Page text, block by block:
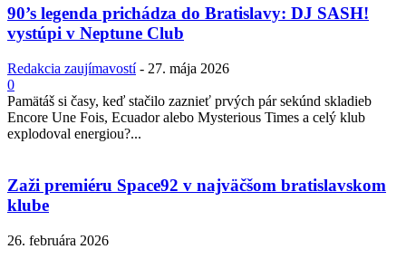
90’s legenda prichádza do Bratislavy: DJ SASH!
vystúpi v Neptune Club
Redakcia zaujímavostí - 27. mája 2026
0
Pamätáš si časy, keď stačilo zaznieť prvých pár sekúnd skladieb
Encore Une Fois, Ecuador alebo Mysterious Times a celý klub
explodoval energiou?...
Zaži premiéru Space92 v najväčšom bratislavskom
klube
26. februára 2026